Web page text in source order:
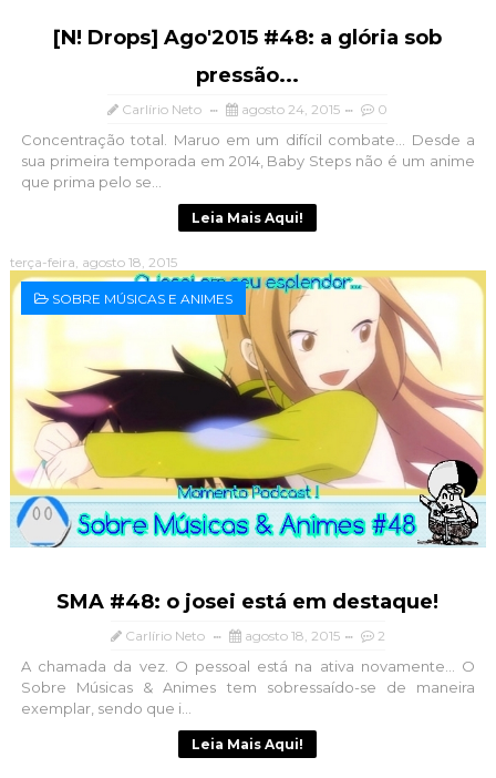
[N! Drops] Ago'2015 #48: a glória sob
pressão...
Carlírio Neto agosto 24, 2015 0
Concentração total. Maruo em um difícil combate... Desde a
sua primeira temporada em 2014, Baby Steps não é um anime
que prima pelo se...
Leia Mais Aqui!
terça-feira, agosto 18, 2015
SOBRE MÚSICAS E ANIMES
SMA #48: o josei está em destaque!
Carlírio Neto agosto 18, 2015 2
A chamada da vez. O pessoal está na ativa novamente... O
Sobre Músicas & Animes tem sobressaído-se de maneira
exemplar, sendo que i...
Leia Mais Aqui!